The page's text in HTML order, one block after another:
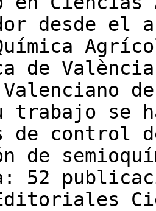
desde el
de
trabajo se
de control
de
52